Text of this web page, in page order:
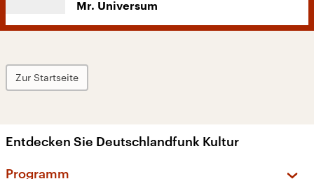
Mr. Universum
Zur Startseite
Entdecken Sie Deutschlandfunk Kultur
Programm